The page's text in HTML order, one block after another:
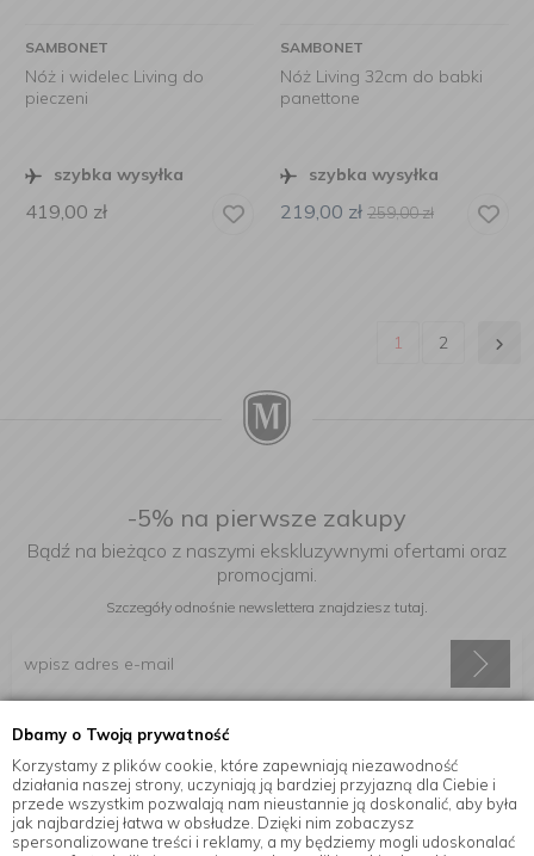
Dbamy o Twoją prywatność
Korzystamy z plików cookie, które zapewniają niezawodność
działania naszej strony, uczyniają ją bardziej przyjazną dla Ciebie i
przede wszystkim pozwalają nam nieustannie ją doskonalić, aby była
jak najbardziej łatwa w obsłudze. Dzięki nim zobaczysz
spersonalizowane treści i reklamy, a my będziemy mogli udoskonalać
SAMBONET
Nóż i widelec Living do
pieczeni
szybka wysyłka
419,00 zł
SAMBONET
Nóż Living 32cm do babki
panettone
szybka wysyłka
219,00 zł 259,00zł
1 2
-5% na pierwsze zakupy
Bądź na bieżąco z naszymi ekskluzywnymi ofertami oraz
promocjami.
Szczegóły odnośnie newslettera znajdziesz tutaj.
Wyrażam zgodę na otrzymywanie informacji handlowej drogą
elektroniczną na podany adres e-mail.